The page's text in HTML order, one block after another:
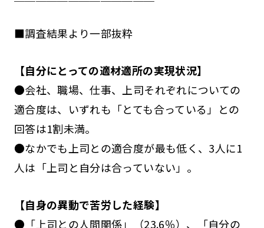
■調査結果より一部抜粋
【自分にとっての適材適所の実現状況】
●会社、職場、仕事、上司それぞれについての
適合度は、いずれも「とても合っている」との
回答は1割未満。
●なかでも上司との適合度が最も低く、3人に1
人は「上司と自分は合っていない」。
【自身の異動で苦労した経験】
●「上司との人間関係」（23.6％）、「自分の